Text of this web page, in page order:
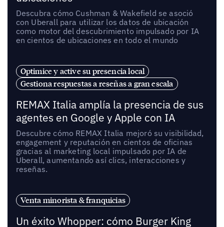
Descubra cómo Cushman & Wakefield se asoció
con Uberall para utilizar los datos de ubicación
como motor del descubrimiento impulsado por IA
en cientos de ubicaciones en todo el mundo
Optimice y active su presencia local
Gestiona respuestas a reseñas a gran escala
REMAX Italia amplía la presencia de sus
agentes en Google y Apple con IA
Descubre cómo REMAX Italia mejoró su visibilidad,
engagement y reputación en cientos de oficinas
gracias al marketing local impulsado por IA de
Uberall, aumentando así clics, interacciones y
reseñas.
Venta minorista & franquicias
Un éxito Whopper: cómo Burger King